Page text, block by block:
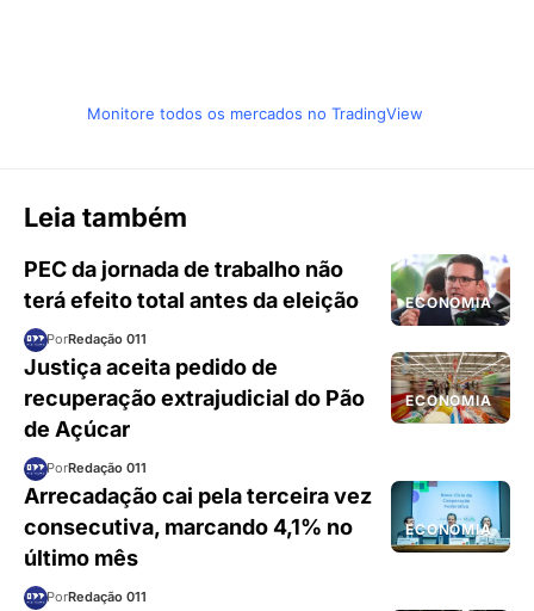
Monitore todos os mercados no TradingView
Leia também
ECONOMIA
PEC da jornada de trabalho não
terá efeito total antes da eleição
PorRedação 011
ECONOMIA
Justiça aceita pedido de
recuperação extrajudicial do Pão
de Açúcar
PorRedação 011
ECONOMIA
Arrecadação cai pela terceira vez
consecutiva, marcando 4,1% no
último mês
PorRedação 011